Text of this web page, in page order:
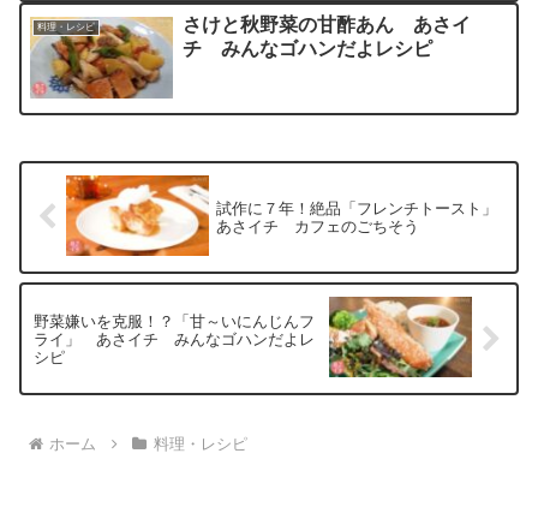
料理・レシピ
さけと秋野菜の甘酢あん あさイ
チ みんなゴハンだよレシピ
試作に７年！絶品「フレンチトースト」
あさイチ カフェのごちそう
野菜嫌いを克服！？「甘～いにんじんフ
ライ」 あさイチ みんなゴハンだよレ
シピ
ホーム 料理・レシピ